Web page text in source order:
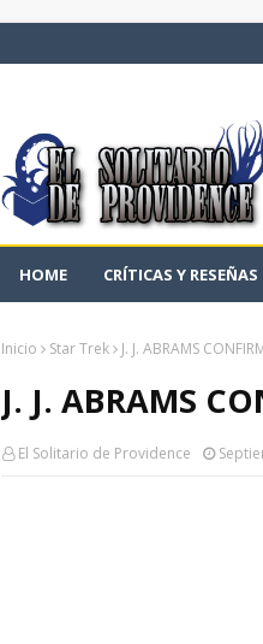
HOME CRÍTICAS Y RESEÑAS
Inicio Star Trek J. J. ABRAMS
J. J. ABRAMS
El Solitario de Providence